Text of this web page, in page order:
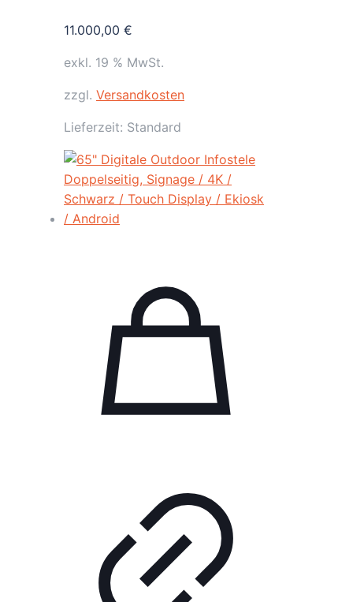
11.000,00 €
exkl. 19 % MwSt.
zzgl. Versandkosten
Lieferzeit: Standard